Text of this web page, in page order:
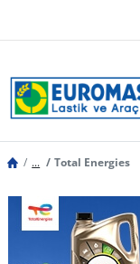
... Total Energies